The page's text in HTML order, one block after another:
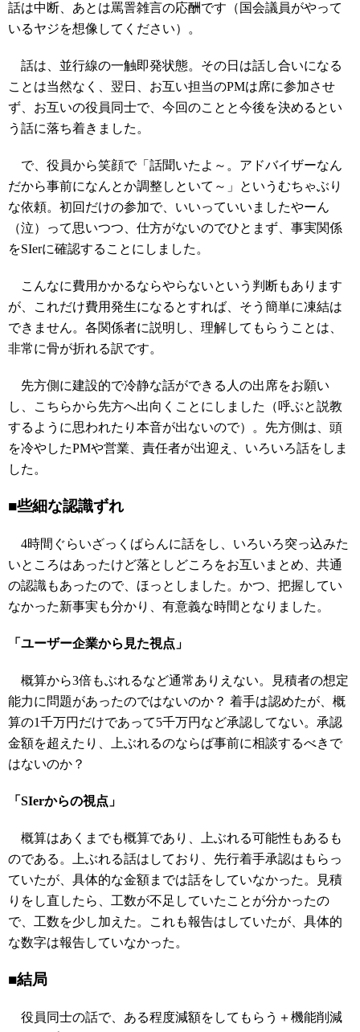
話は中断、あとは罵詈雑言の応酬です（国会議員がやって
いるヤジを想像してください）。
話は、並行線の一触即発状態。その日は話し合いになる
ことは当然なく、翌日、お互い担当のPMは席に参加させ
ず、お互いの役員同士で、今回のことと今後を決めるとい
う話に落ち着きました。
で、役員から笑顔で「話聞いたよ～。アドバイザーなん
だから事前になんとか調整しといて～」というむちゃぶり
な依頼。初回だけの参加で、いいっていいましたやーん
（泣）って思いつつ、仕方がないのでひとまず、事実関係
をSIerに確認することにしました。
こんなに費用かかるならやらないという判断もあります
が、これだけ費用発生になるとすれば、そう簡単に凍結は
できません。各関係者に説明し、理解してもらうことは、
非常に骨が折れる訳です。
先方側に建設的で冷静な話ができる人の出席をお願い
し、こちらから先方へ出向くことにしました（呼ぶと説教
するように思われたり本音が出ないので）。先方側は、頭
を冷やしたPMや営業、責任者が出迎え、いろいろ話をしま
した。
■些細な認識ずれ
4時間ぐらいざっくばらんに話をし、いろいろ突っ込みた
いところはあったけど落としどころをお互いまとめ、共通
の認識もあったので、ほっとしました。かつ、把握してい
なかった新事実も分かり、有意義な時間となりました。
「ユーザー企業から見た視点」
概算から3倍もぶれるなど通常ありえない。見積者の想定
能力に問題があったのではないのか？ 着手は認めたが、概
算の1千万円だけであって5千万円など承認してない。承認
金額を超えたり、上ぶれるのならば事前に相談するべきで
はないのか？
「SIerからの視点」
概算はあくまでも概算であり、上ぶれる可能性もあるも
のである。上ぶれる話はしており、先行着手承認はもらっ
ていたが、具体的な金額までは話をしていなかった。見積
りをし直したら、工数が不足していたことが分かったの
で、工数を少し加えた。これも報告はしていたが、具体的
な数字は報告していなかった。
■結局
役員同士の話で、ある程度減額をしてもらう＋機能削減